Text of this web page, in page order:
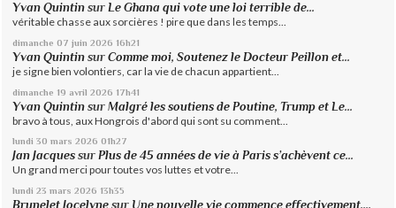
Yvan Quintin surLe Ghana qui vote une loi terrible de...
véritable chasse aux sorcières ! pire que dans les temps...
dimanche 07 juin 2026 16h21
Yvan Quintin surComme moi, Soutenez le Docteur Peillon et...
je signe bien volontiers, car la vie de chacun appartient...
dimanche 19 avril 2026 17h41
Yvan Quintin surMalgré les soutiens de Poutine, Trump et Le...
bravo à tous, aux Hongrois d'abord qui sont su comment...
lundi 30 mars 2026 01h27
Jan Jacques surPlus de 45 années de vie à Paris s’achèvent ce...
Un grand merci pour toutes vos luttes et votre...
lundi 23 mars 2026 13h35
Brunelet Jocelyne sur Une nouvelle vie commence effectivement....